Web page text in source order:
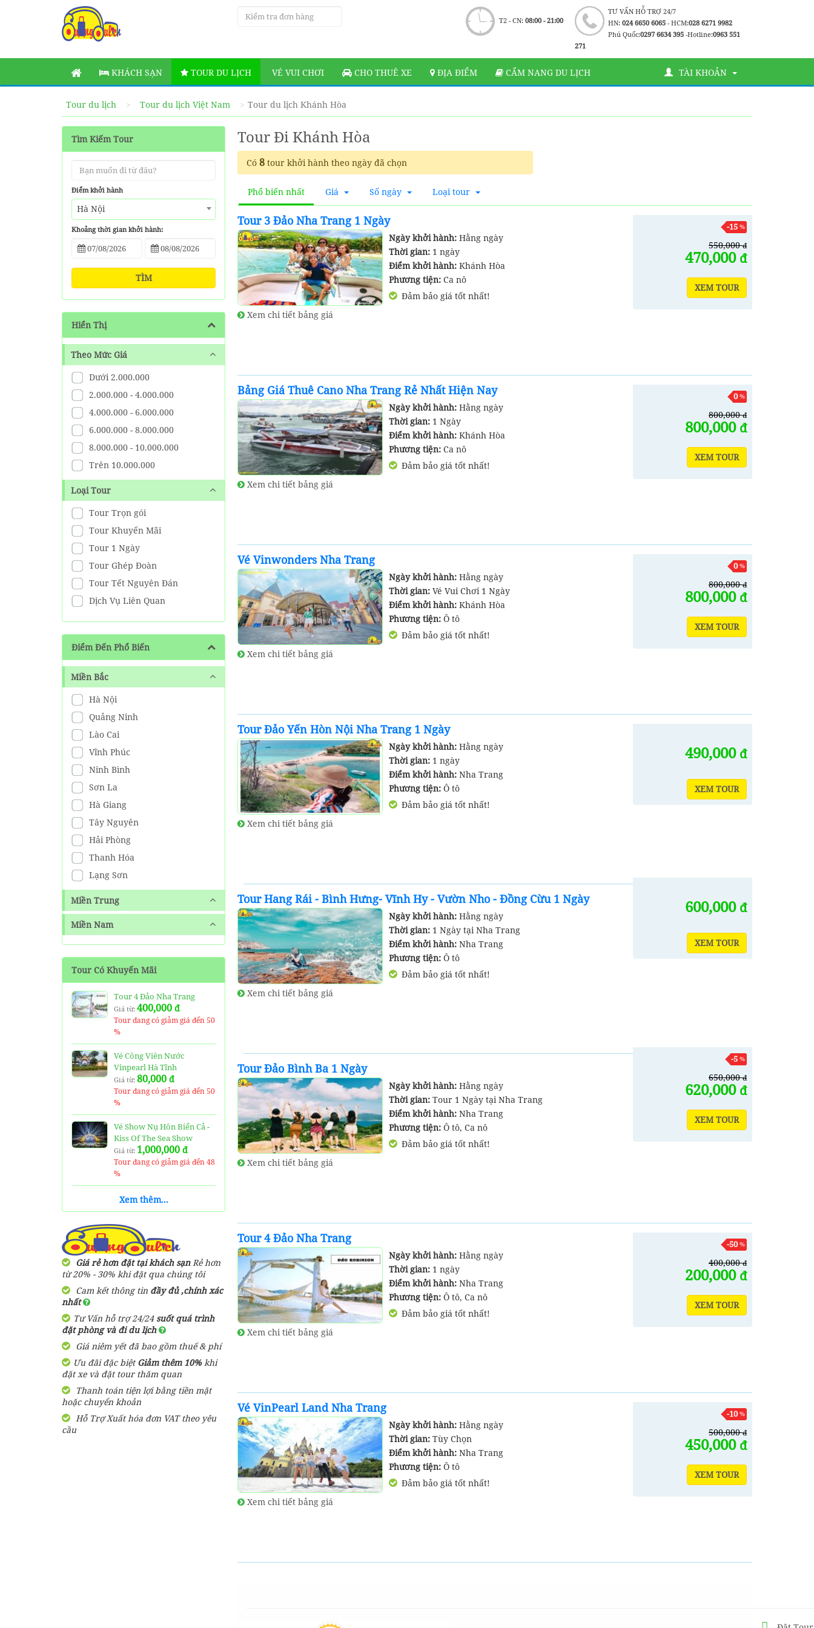
TƯ VẤN HỖ TRỢ 24/7
HN: 024 6650 6065- HCM:028 6271 9982
Phú Quốc:0297 6634 395 -Hotline:0963 551
271
T2 - CN: 08:00 - 21:00
KHÁCH SẠN TOUR DU LỊCH VÉ VUI CHƠI CHO THUÊ XE ĐỊA ĐIỂM CẨM NANG DU LỊCH TÀI KHOẢN
Tour du lịch Tour du lịch Việt Nam Tour du lịch Khánh Hòa
Tìm Kiếm Tour
Điểm khởi hành
Hà Nội
Khoảng thời gian khởi hành:
TÌM
Hiển Thị
Theo Mức Giá
Dưới 2.000.000
2.000.000 - 4.000.000
4.000.000 - 6.000.000
6.000.000 - 8.000.000
8.000.000 - 10.000.000
Trên 10.000.000
Loại Tour
Tour Trọn gói
Tour Khuyến Mãi
Tour 1 Ngày
Tour Ghép Đoàn
Tour Tết Nguyên Đán
Dịch Vụ Liên Quan
Điểm Đến Phổ Biến
Miền Bắc
Hà Nội
Quảng Ninh
Lào Cai
Vĩnh Phúc
Ninh Bình
Sơn La
Hà Giang
Tây Nguyên
Hải Phòng
Thanh Hóa
Lạng Sơn
Miền Trung
Miền Nam
Tour Có Khuyến Mãi
Tour 4 Đảo Nha Trang
Giá từ: 400,000 đ
Tour đang có giảm giá đến 50
%
Vé Công Viên Nước
Vinpearl Hà Tĩnh
Giá từ: 80,000 đ
Tour đang có giảm giá đến 50
%
Vé Show Nụ Hôn Biển Cả -
Kiss Of The Sea Show
Giá từ: 1,000,000 đ
Tour đang có giảm giá đến 48
%
Vé Thuỷ Cung Time City -
Vinpearl Aquarium Ticket
Tour đang có giảm giá đến 41
%
Vé Cáp Treo Núi Bà Đen
250,000đ
Tour đang có giảm giá đến 40
Tour 4 đảo Phú Quốc 1
Giá từ: 820,000đ
Tour đang có giảm giá đến 39
%
BẢNG GIÁ Vé United
hiện nay
Xem thêm...
Giá rẻ hơn đặt tại khách sạnRẻ hơn
từ 20% - 30% khi đặt qua chúng tôi
Cam kết thông tin đầy đủ ,chính xác
nhất
Tư Vấn hỗ trợ 24/24 suốt quá trình
đặt phòng và đi du lịch
Giá niêm yết đã bao gồm thuế & phí
Ưu đãi đặc biệtGiảm thêm 10%khi
đặt xe và đặt tour thăm quan
Thanh toán tiện lợi bằng tiền mặt
hoặc chuyển khoản
Hỗ Trợ Xuất hóa đơn VAT theo yêu
cầu
Tour Đi Khánh Hòa
Có 8 tour khởi hành theo ngày đã chọn
Phổ biến nhất Giá Số ngày Loại tour
Tour 3 Đảo Nha Trang 1 Ngày
Xem chi tiết bảng giá
Ngày khởi hành: Hằng ngày
Thời gian: 1 ngày
Điểm khởi hành: Khánh Hòa
Phương tiện: Ca nô
Đảm bảo giá tốt nhất!
-15 %
550,000đ
470,000 đ
XEM TOUR
Bảng Giá Thuê Cano Nha Trang Rẻ Nhất Hiện Nay
Xem chi tiết bảng giá
Ngày khởi hành: Hằng ngày
Thời gian: 1 Ngày
Điểm khởi hành: Khánh Hòa
Phương tiện: Ca nô
Đảm bảo giá tốt nhất!
0%
800,000đ
800,000 đ
XEM TOUR
Vé Vinwonders Nha Trang
Xem chi tiết bảng giá
Ngày khởi hành: Hằng ngày
Thời gian: Vé Vui Chơi 1 Ngày
Điểm khởi hành: Khánh Hòa
Phương tiện: Ô tô
Đảm bảo giá tốt nhất!
0%
800,000đ
800,000 đ
XEM TOUR
Tour Đảo Yến Hòn Nội Nha Trang 1 Ngày
Xem chi tiết bảng giá
Ngày khởi hành: Hằng ngày
Thời gian: 1 ngày
Điểm khởi hành: Nha Trang
Phương tiện: Ô tô
Đảm bảo giá tốt nhất!
490,000 đ
XEM TOUR
Tour Hang Rái - Bình Hưng- Vĩnh Hy - Vườn Nho - Đồng Cừu 1 Ngày
Xem chi tiết bảng giá
Ngày khởi hành: Hằng ngày
Thời gian: 1 Ngày tại Nha Trang
Điểm khởi hành: Nha Trang
Phương tiện: Ô tô
Đảm bảo giá tốt nhất!
600,000 đ
XEM TOUR
Tour Đảo Bình Ba 1 Ngày
Xem chi tiết bảng giá
Ngày khởi hành: Hằng ngày
Thời gian: Tour 1 Ngày tại Nha Trang
Điểm khởi hành: Nha Trang
Phương tiện: Ô tô, Ca nô
Đảm bảo giá tốt nhất!
-5 %
650,000đ
620,000 đ
XEM TOUR
Tour 4 Đảo Nha Trang
Xem chi tiết bảng giá
Ngày khởi hành: Hằng ngày
Thời gian: 1 ngày
Điểm khởi hành: Nha Trang
Phương tiện: Ô tô, Ca nô
Đảm bảo giá tốt nhất!
-50%
400,000đ
200,000 đ
XEM TOUR
Vé VinPearl Land Nha Trang
Xem chi tiết bảng giá
Ngày khởi hành: Hằng ngày
Thời gian: Tùy Chọn
Điểm khởi hành: Nha Trang
Phương tiện: Ô tô
Đảm bảo giá tốt nhất!
-10%
500,000đ
450,000 đ
XEM TOUR